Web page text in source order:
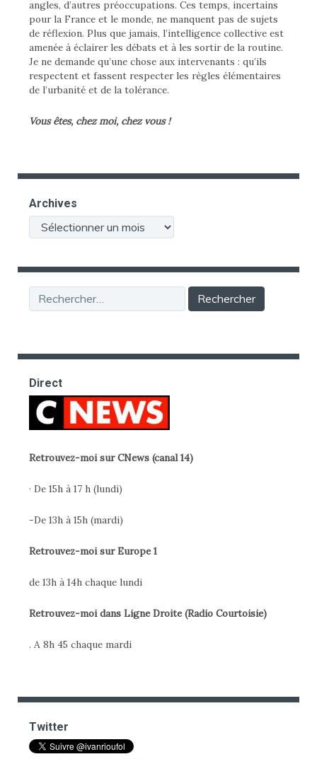
angles, d’autres préoccupations. Ces temps, incertains
pour la France et le monde, ne manquent pas de sujets
de réflexion. Plus que jamais, l’intelligence collective est
amenée à éclairer les débats et à les sortir de la routine.
Je ne demande qu’une chose aux intervenants : qu’ils
respectent et fassent respecter les règles élémentaires
de l’urbanité et de la tolérance.
Vous êtes, chez moi, chez vous !
Archives
Archives
Rechercher :
Direct
Retrouvez-moi sur CNews (canal 14)
· De 15h à 17 h (lundi)
-De 13h à 15h (mardi)
Retrouvez-moi sur Europe 1
de 13h à 14h chaque lundi
Retrouvez-moi dans Ligne Droite (Radio Courtoisie)
. A 8h 45 chaque mardi
Twitter